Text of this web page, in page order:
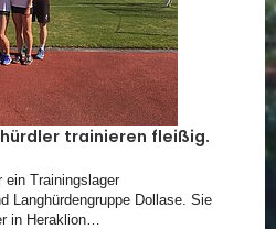
trainieren fleißig.
ein Trainingslager
Langhürdengruppe Dollase. Sie
in Heraklion…